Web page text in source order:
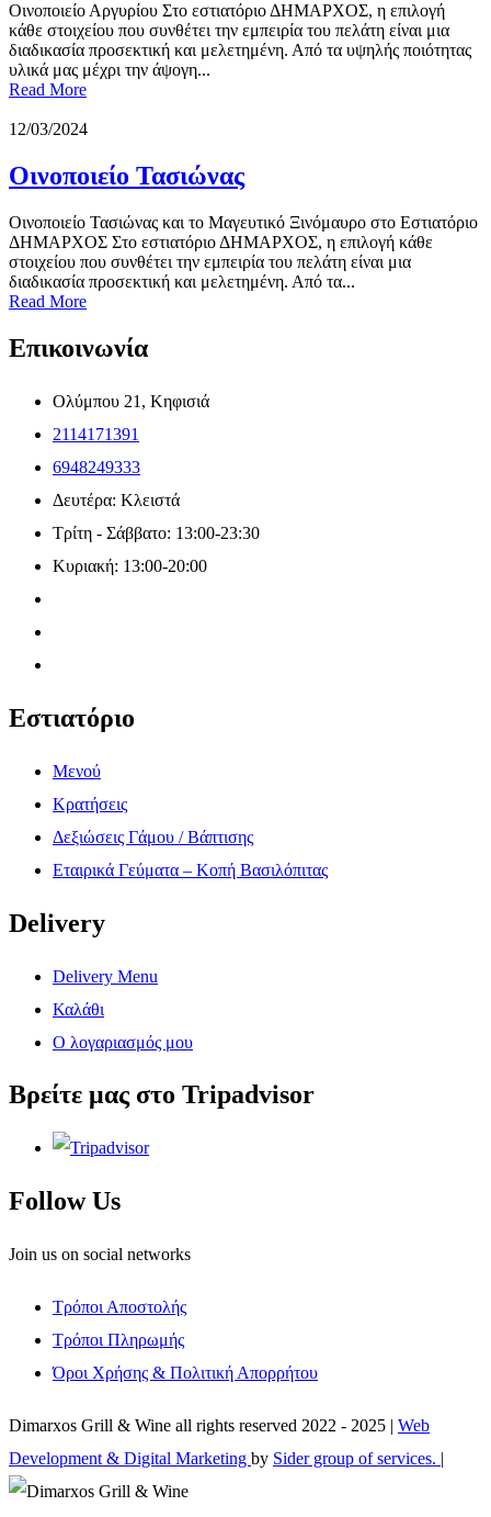
Οινοποιείο Αργυρίου Στο εστιατόριο ΔΗΜΑΡΧΟΣ, η επιλογή
κάθε στοιχείου που συνθέτει την εμπειρία του πελάτη είναι μια
διαδικασία προσεκτική και μελετημένη. Από τα υψηλής ποιότητας
υλικά μας μέχρι την άψογη...
Read More
12/03/2024
Οινοποιείο Τασιώνας
Οινοποιείο Τασιώνας και το Μαγευτικό Ξινόμαυρο στο Εστιατόριο
ΔΗΜΑΡΧΟΣ Στο εστιατόριο ΔΗΜΑΡΧΟΣ, η επιλογή κάθε
στοιχείου που συνθέτει την εμπειρία του πελάτη είναι μια
διαδικασία προσεκτική και μελετημένη. Από τα...
Read More
Επικοινωνία
Ολύμπου 21, Κηφισιά
2114171391
6948249333
Δευτέρα: Κλειστά
Τρίτη - Σάββατο: 13:00-23:30
Κυριακή: 13:00-20:00
Εστιατόριο
Μενού
Κρατήσεις
Δεξιώσεις Γάμου / Βάπτισης
Εταιρικά Γεύματα – Κοπή Βασιλόπιτας
Delivery
Delivery Menu
Καλάθι
Ο λογαριασμός μου
Βρείτε μας στο Tripadvisor
Follow Us
Join us on social networks
Τρόποι Αποστολής
Τρόποι Πληρωμής
Όροι Χρήσης & Πολιτική Απορρήτου
Dimarxos Grill & Wine all rights reserved 2022 - 2025 | Web
Development & Digital Marketing by Sider group of services. |